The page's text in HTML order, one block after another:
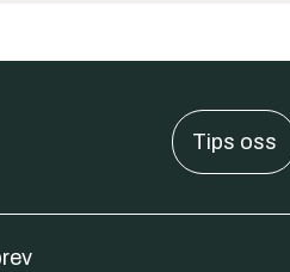
Tips oss